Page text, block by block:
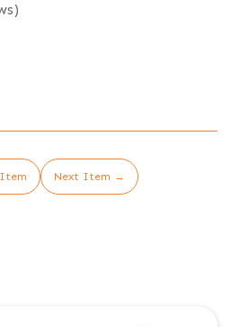
Next Item →